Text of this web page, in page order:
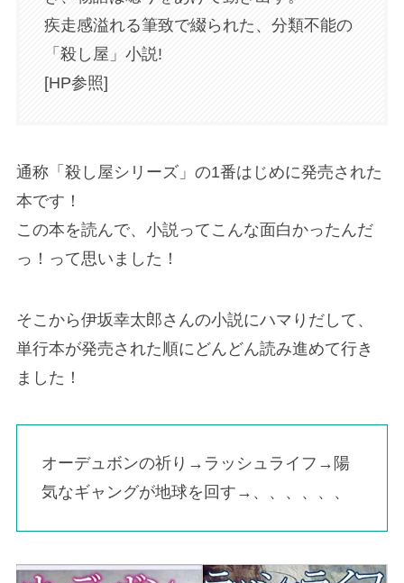
疾走感溢れる筆致で綴られた、分類不能の
「殺し屋」小説!
[HP参照]
通称「殺し屋シリーズ」の1番はじめに発売された
本です！
この本を読んで、小説ってこんな面白かったんだ
っ！って思いました！
そこから伊坂幸太郎さんの小説にハマりだして、
単行本が発売された順にどんどん読み進めて行き
ました！
オーデュボンの祈り→ラッシュライフ→陽
気なギャングが地球を回す→、、、、、、